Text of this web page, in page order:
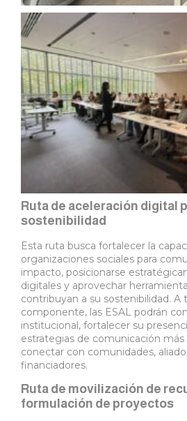
Ruta de aceleración digital
sostenibilidad
Esta ruta busca fortalecer la
organizaciones sociales para
impacto, posicionarse
digitales y aprovechar
contribuyan a su sostenibilidad. A
componente, las ESAL podrán
institucional, fortalecer su
estrategias de comunicación más
conectar con comunidades,
financiadores.
Ruta de movilización de
formulación de proyectos